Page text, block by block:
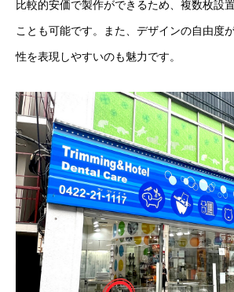
比較的安価で製作ができるため、複数枚設
ことも可能です。また、デザインの自由度
性を表現しやすいのも魅力です。